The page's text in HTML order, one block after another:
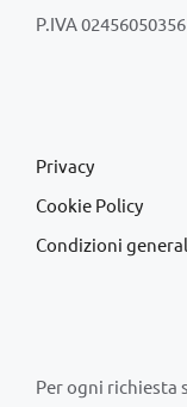
P.IVA 02456050356
Privacy
Cookie Policy
Condizioni
Per ogni richiesta